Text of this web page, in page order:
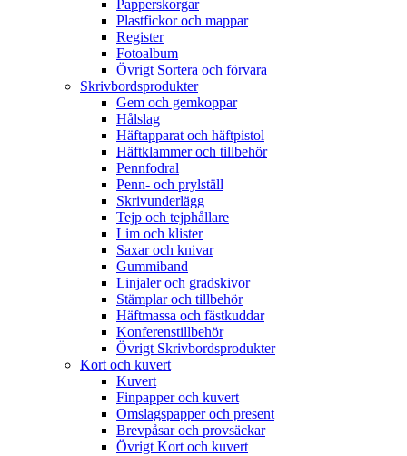
Papperskorgar
Plastfickor och mappar
Register
Fotoalbum
Övrigt Sortera och förvara
Skrivbordsprodukter
Gem och gemkoppar
Hålslag
Häftapparat och häftpistol
Häftklammer och tillbehör
Pennfodral
Penn- och prylställ
Skrivunderlägg
Tejp och tejphållare
Lim och klister
Saxar och knivar
Gummiband
Linjaler och gradskivor
Stämplar och tillbehör
Häftmassa och fästkuddar
Konferenstillbehör
Övrigt Skrivbordsprodukter
Kort och kuvert
Kuvert
Finpapper och kuvert
Omslagspapper och present
Brevpåsar och provsäckar
Övrigt Kort och kuvert